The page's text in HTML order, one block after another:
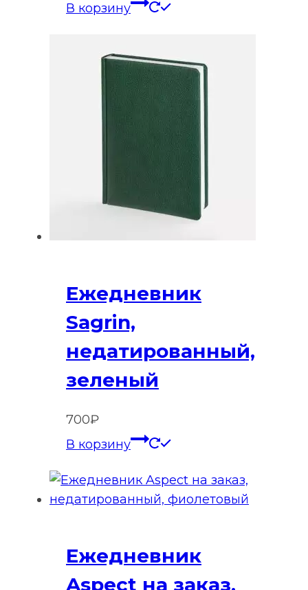
В корзину
Ежедневник
Sagrin,
недатированный,
зеленый
700₽
В корзину
Ежедневник
Aspect на заказ,